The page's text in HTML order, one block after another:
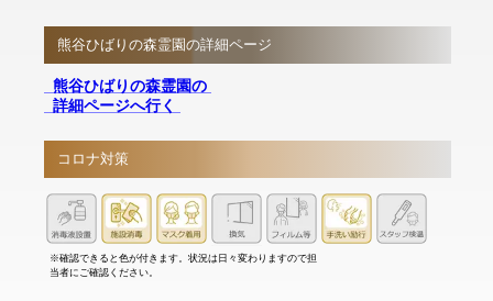
熊谷ひばりの森霊園の詳細ページ
熊谷ひばりの森霊園の
詳細ページへ行く
コロナ対策
※確認できると色が付きます。状況は日々変わりますので担
当者にご確認ください。